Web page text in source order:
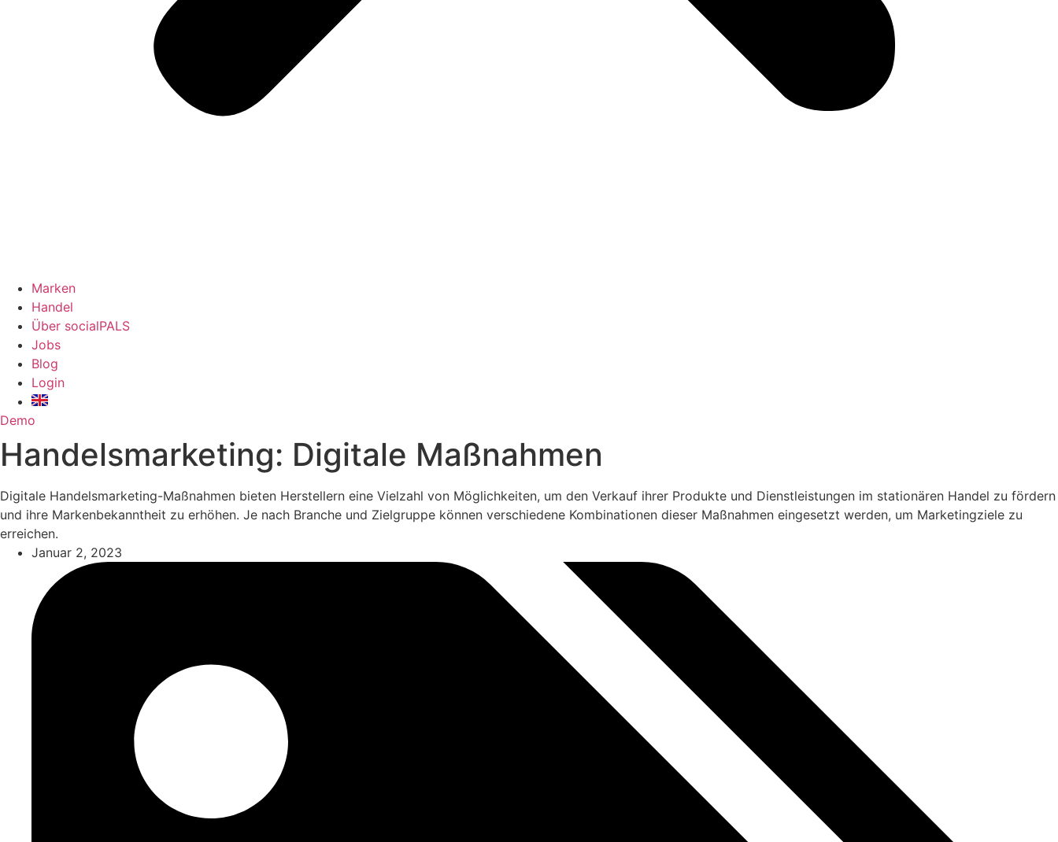
Marken
Handel
Über socialPALS
Jobs
Blog
Login
Demo
Handelsmarketing: Digitale Maßnahmen
Digitale Handelsmarketing-Maßnahmen bieten Herstellern eine Vielzahl von Möglichkeiten, um den Verkauf ihrer Produkte und Dienstleistungen im stationären Handel zu fördern
und ihre Markenbekanntheit zu erhöhen. Je nach Branche und Zielgruppe können verschiedene Kombinationen dieser Maßnahmen eingesetzt werden, um Marketingziele zu
erreichen.
Januar 2, 2023